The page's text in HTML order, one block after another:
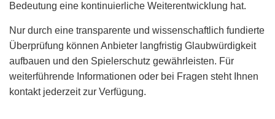
Bedeutung eine kontinuierliche Weiterentwicklung hat.
Nur durch eine transparente und wissenschaftlich fundierte
Überprüfung können Anbieter langfristig Glaubwürdigkeit
aufbauen und den Spielerschutz gewährleisten. Für
weiterführende Informationen oder bei Fragen steht Ihnen
kontakt jederzeit zur Verfügung.